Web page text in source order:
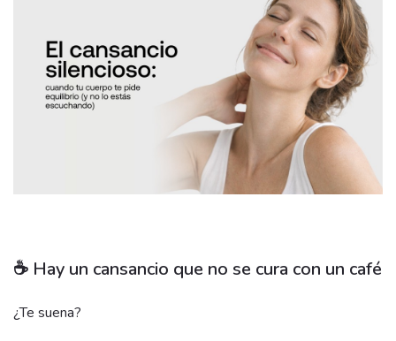
☕ Hay un cansancio que no se cura con un café
¿Te suena?